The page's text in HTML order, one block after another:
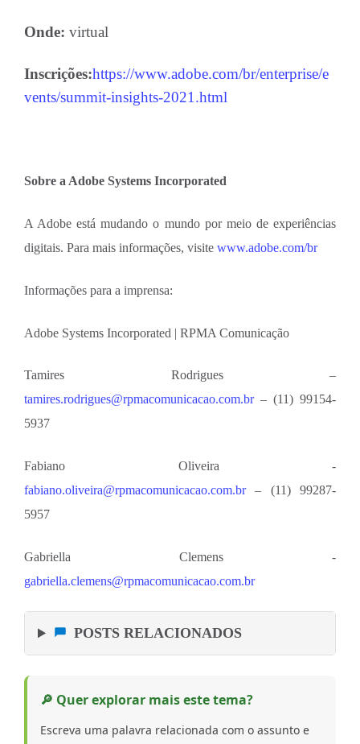
Onde: virtual
Inscrições:https://www.adobe.com/br/enterprise/e
vents/summit-insights-2021.html
Sobre a Adobe Systems Incorporated
A Adobe está mudando o mundo por meio de experiências
digitais. Para mais informações, visite www.adobe.com/br
Informações para a imprensa:
Adobe Systems Incorporated | RPMA Comunicação
Tamires Rodrigues –
tamires.rodrigues@rpmacomunicacao.com.br– (11) 99154-
5937
Fabiano Oliveira -
fabiano.oliveira@rpmacomunicacao.com.br– (11) 99287-
5957
Gabriella Clemens -
gabriella.clemens@rpmacomunicacao.com.br
POSTS RELACIONADOS
🔎 Quer explorar mais este tema?
Escreva uma palavra relacionada com o assunto e